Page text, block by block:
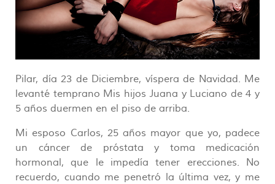
Pilar, día 23 de Diciembre, víspera de Navidad. Me
levanté temprano Mis hijos Juana y Luciano de 4 y
5 años duermen en el piso de arriba.
Mi esposo Carlos, 25 años mayor que yo, padece
un cáncer de próstata y toma medicación
hormonal, que le impedía tener erecciones. No
recuerdo, cuando me penetró la última vez, y me